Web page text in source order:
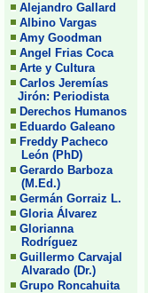
Alejandro Gallard
Albino Vargas
Amy Goodman
Angel Frias Coca
Arte y Cultura
Carlos Jeremías
Jirón: Periodista
Derechos Humanos
Eduardo Galeano
Freddy Pacheco
León (PhD)
Gerardo Barboza
(M.Ed.)
Germán Gorraiz L.
Gloria Álvarez
Glorianna
Rodríguez
Guillermo Carvajal
Alvarado (Dr.)
Grupo Roncahuita